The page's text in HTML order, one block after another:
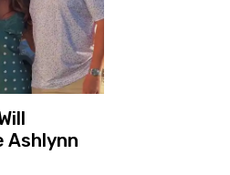
Ashlynn